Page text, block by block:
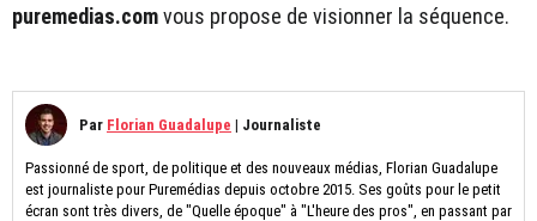
puremedias.comvous propose de visionner la séquence.
Par Florian Guadalupe | Journaliste
Passionné de sport, de politique et des nouveaux médias, Florian Guadalupe
est journaliste pour Puremédias depuis octobre 2015. Ses goûts pour le petit
écran sont très divers, de "Quelle époque" à "L'heure des pros", en passant par